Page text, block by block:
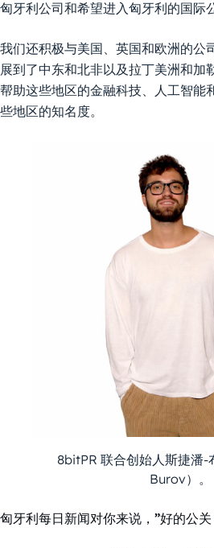
匈牙利公司和希望进入匈牙利的国际
我们还积极与美国、英国和欧洲的公
展到了中东和北非以及拉丁美洲和加
帮助这些地区的金融科技、人工智能
些地区的知名度。
8bitPR 联合创始人斯捷潘-
Burov）。
匈牙利每日新闻对你来说，”好的公